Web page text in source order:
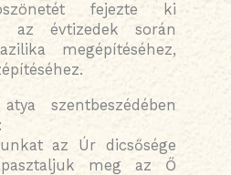
fejezte ki
az évtizedek során
megépítéséhez,
az Úr dicsősége
meg az Ő